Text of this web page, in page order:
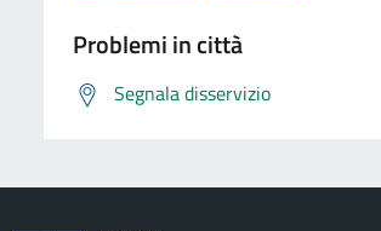
Problemi in città
Segnala disservizio